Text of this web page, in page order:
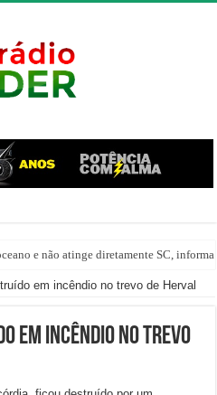
e não atinge diretamente SC,
em incêndio no trevo de Herval
em incêndio no trevo